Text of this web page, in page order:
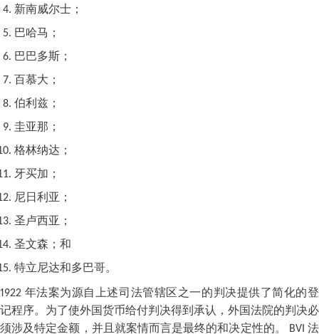
新南威尔士；
巴哈马；
巴巴多斯；
百慕大；
伯利兹；
圭亚那；
格林纳达；
牙买加；
尼日利亚；
圣卢西亚；
圣文森；和
特立尼达和多巴哥。
1922 年法案为源自上述司法管辖区之一的判决提供了简化的登
记程序。为了使外国货币给付判决得到承认，外国法院的判决必
须涉及特定金额，并且就案情而言是最终的和决定性的。 BVI 法